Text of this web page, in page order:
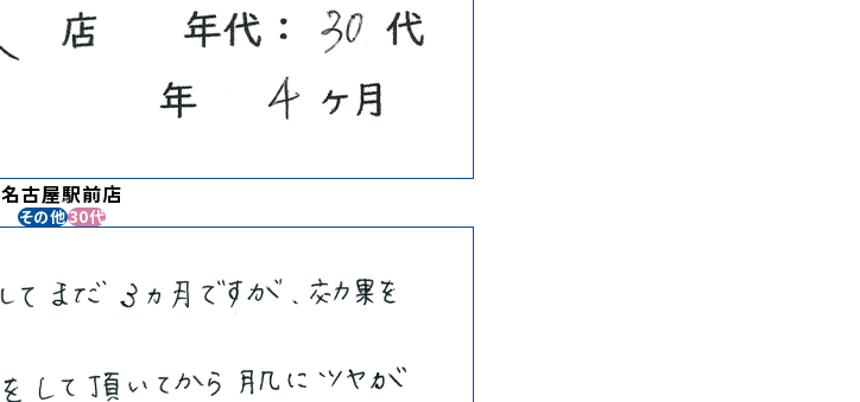
名古屋駅前店
その他30代